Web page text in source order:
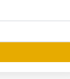
maîtres-